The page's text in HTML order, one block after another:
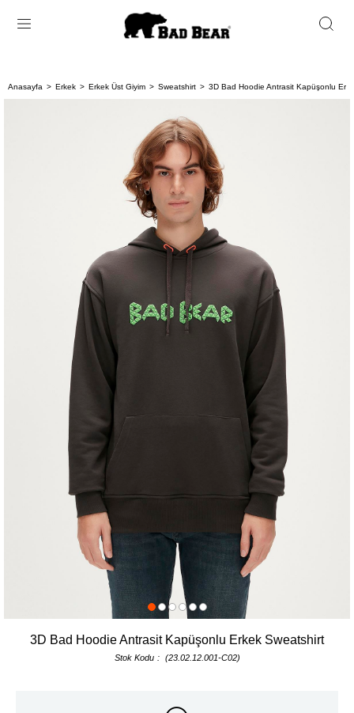
Anasayfa Erkek Erkek Üst Giyim Sweatshirt 3D Bad Hoodie Antrasit Kapüşonlu
3D Bad Hoodie Antrasit Kapüşonlu Erkek Sweatshirt
Stok Kodu (23.02.12.001-C02)